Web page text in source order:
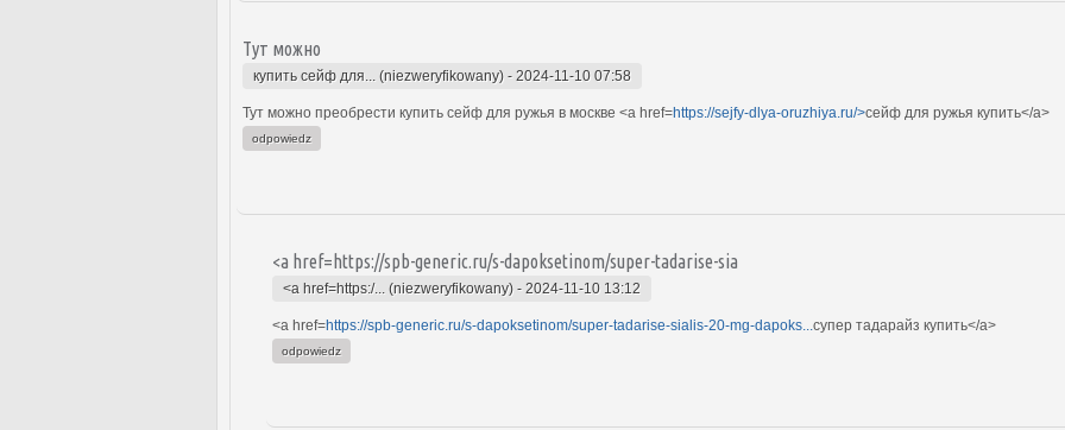
Тут можно
купить сейф для... (niezweryfikowany) - 2024-11-10 07:58
Тут можно преобрести купить сейф для ружья в москве <a href=https://sejfy-dlya-oruzhiya.ru/>сейф для ружья купить</a>
odpowiedz
<a href=https://spb-generic.ru/s-dapoksetinom/super-tadarise-sia
<a href=https:/... (niezweryfikowany) - 2024-11-10 13:12
<a href=https://spb-generic.ru/s-dapoksetinom/super-tadarise-sialis-20-mg-dapoks... супер тадарайз купить</a>
odpowiedz